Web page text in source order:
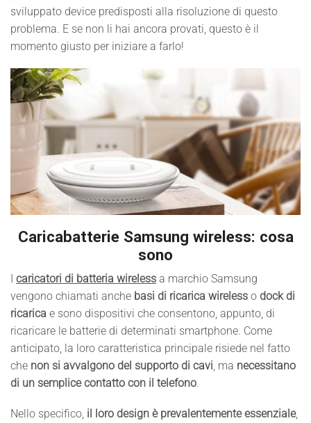
sviluppato device predisposti alla risoluzione di questo
problema. E se non li hai ancora provati, questo è il
momento giusto per iniziare a farlo!
Caricabatterie Samsung wireless: cosa
sono
caricatori di batteria wireless a marchio Samsung
vengono chiamati anche basi di ricarica wireless o dock di
ricarica e sono dispositivi che consentono, appunto, di
ricaricare le batterie di determinati smartphone. Come
anticipato, la loro caratteristica principale risiede nel fatto
che non si avvalgono del supporto di cavi, ma necessitano
di un semplice contatto con il telefono.
Nello specifico, il loro design è prevalentemente essenziale,